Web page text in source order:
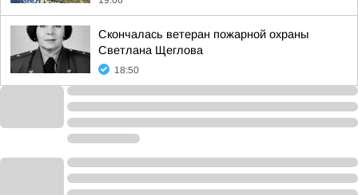
Скончалась ветеран пожарной охраны
Светлана Щеглова
18:50